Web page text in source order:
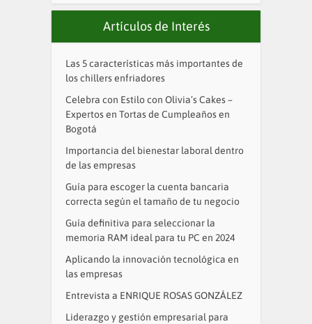
Artículos de Interés
Las 5 características más importantes de
los chillers enfriadores
Celebra con Estilo con Olivia’s Cakes –
Expertos en Tortas de Cumpleaños en
Bogotá
Importancia del bienestar laboral dentro
de las empresas
Guía para escoger la cuenta bancaria
correcta según el tamaño de tu negocio
Guía definitiva para seleccionar la
memoria RAM ideal para tu PC en 2024
Aplicando la innovación tecnológica en
las empresas
Entrevista a ENRIQUE ROSAS GONZÁLEZ
Liderazgo y gestión empresarial para